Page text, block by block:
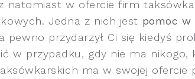
natomiast w ofercie firm
Jedna z nich jest pomoc w
pewno przydarzył Ci się kiedyś
w przypadku, gdy nie ma nikogo,
ma w swojej